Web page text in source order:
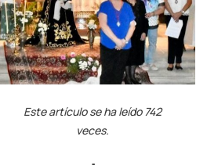
Este artículo se ha leído 742
veces.